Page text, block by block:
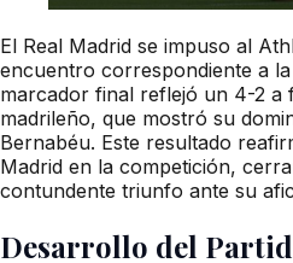
El Real Madrid se impuso al
encuentro correspondiente a
marcador final reflejó un 4-2 a
madrileño, que mostró su
Bernabéu. Este resultado
Madrid en la competición,
contundente triunfo ante su
Desarrollo del